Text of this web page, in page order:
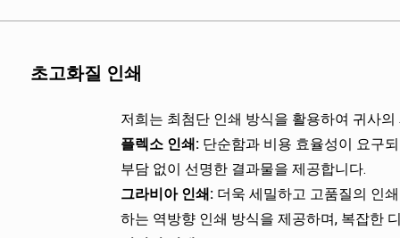
종이 복합 소재: 친환
장점: 포장 안정성과
투명 창:
소비자가 제
장점: 커피 원두 또는
쉽게 뜯을 수 있는 홈:
다.
초고화질 인쇄
저희는 최첨단 인쇄 방식을 활용하여 귀사
플렉소 인쇄: 단순함과 비용 효율성이 요구
부담 없이 선명한 결과물을 제공합니다.
그라비아 인쇄: 더욱 세밀하고 고품질의 인
하는 역방향 인쇄 방식을 제공하며, 복잡한